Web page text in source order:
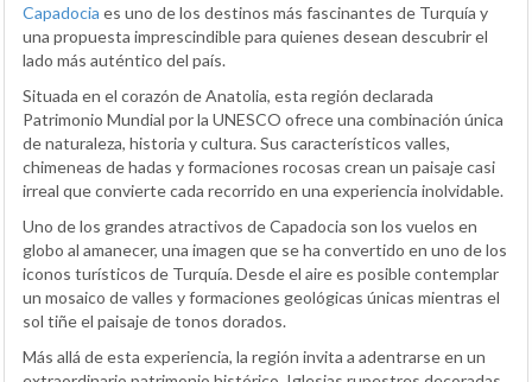
Capadocia es uno de los destinos más fascinantes de Turquía y
una propuesta imprescindible para quienes desean descubrir el
lado más auténtico del país.
Situada en el corazón de Anatolia, esta región declarada
Patrimonio Mundial por la UNESCO ofrece una combinación única
de naturaleza, historia y cultura. Sus característicos valles,
chimeneas de hadas y formaciones rocosas crean un paisaje casi
irreal que convierte cada recorrido en una experiencia inolvidable.
Uno de los grandes atractivos de Capadocia son los vuelos en
globo al amanecer, una imagen que se ha convertido en uno de los
iconos turísticos de Turquía. Desde el aire es posible contemplar
un mosaico de valles y formaciones geológicas únicas mientras el
sol tiñe el paisaje de tonos dorados.
Más allá de esta experiencia, la región invita a adentrarse en un